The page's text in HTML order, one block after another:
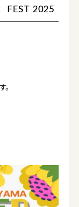
FEST 2025
。